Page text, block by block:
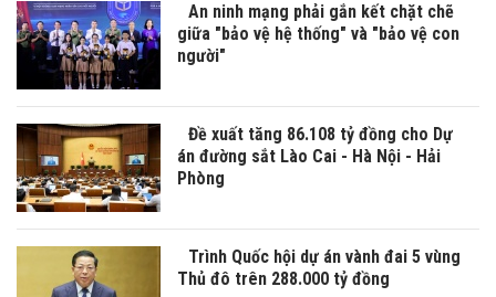
An ninh mạng phải gắn kết chặt chẽ
giữa "bảo vệ hệ thống" và "bảo vệ con
người"
Đề xuất tăng 86.108 tỷ đồng cho Dự
án đường sắt Lào Cai - Hà Nội - Hải
Phòng
Trình Quốc hội dự án vành đai 5 vùng
Thủ đô trên 288.000 tỷ đồng